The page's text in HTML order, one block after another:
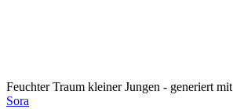
Feuchter Traum kleiner Jungen - generiert mit
Sora